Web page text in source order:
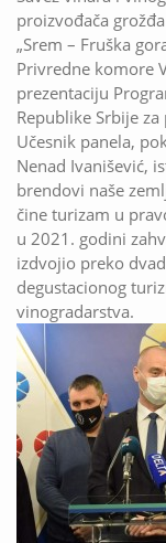
proizvođača
„Srem – Fruška
Privredne komore
prezentaciju
Republike Srbije
Učesnik panela,
Nenad Ivanišević,
brendovi naše
čine turizam u
u 2021. godini
izdvojio preko
degustacionog
vinogradarstva.